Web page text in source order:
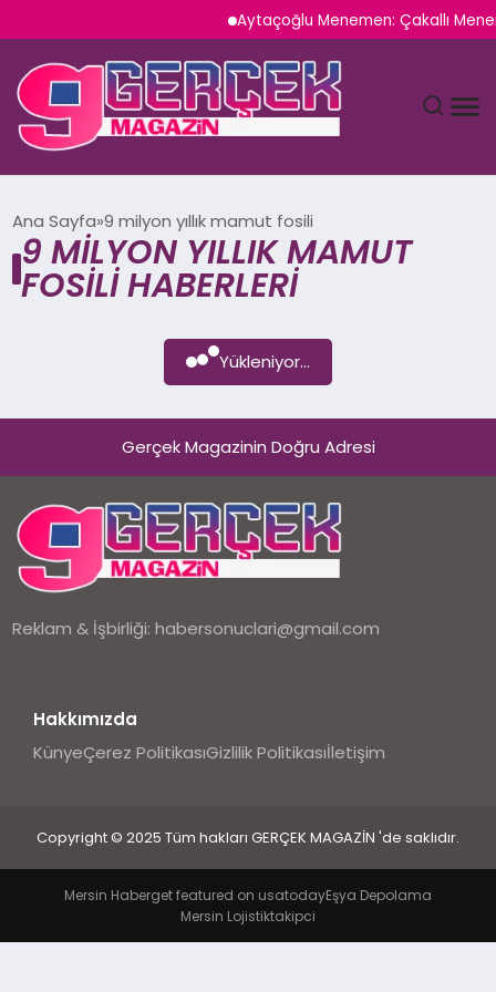
Aytaçoğlu Menemen: Çakallı
YAŞAM
EKONOMI
Ana Sayfa 9 milyon yıllık mamut fosili
9 MILYON YILLIK MAMUT
FOSILI HABERLERI
Yükleniyor...
Gerçek Magazinin Doğru Adresi
Reklam & İşbirliği:habersonuclari@gmail.com
Hakkımızda
KünyeÇerez PolitikasıGizlilik Politikasıİletişim
Copyright © 2025 Tüm hakları GERÇEK MAGAZİN 'de saklıdır.
Mersin Haberget featured on usatodayEşya Depolama
Mersin Lojistiktakipci